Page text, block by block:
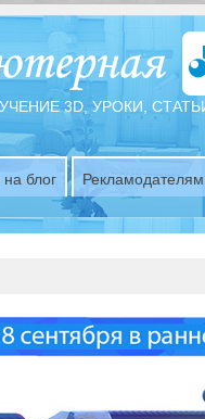
3D, УРОКИ,
блог Рекламодателям